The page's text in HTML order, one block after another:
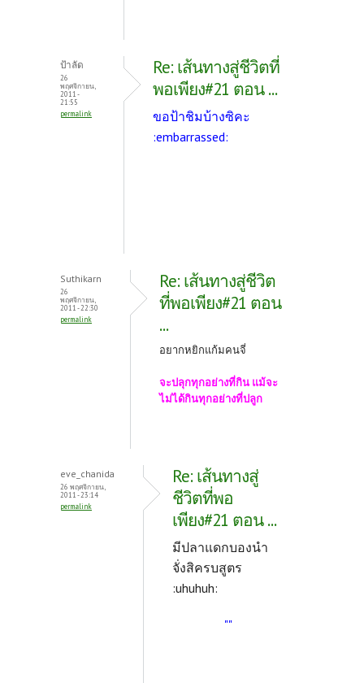
ป้าลัด
26
พฤศจิกายน,
2011 -
21:55
permalink
Re: เส้นทางสู่ชีวิตที่
พอเพียง#21 ตอน ...
ขอป้าชิมบ้างซิคะ
:embarrassed:
Suthikarn
26
พฤศจิกายน,
2011 - 22:30
permalink
Re: เส้นทางสู่ชีวิต
ที่พอเพียง#21 ตอน
...
อยากหยิกแก้มคนจี่
จะปลุกทุกอย่างที่กิน แม้จะ
ไม่ได้กินทุกอย่างที่ปลูก
eve_chanida
26 พฤศจิกายน,
2011 - 23:14
permalink
Re: เส้นทางสู่
ชีวิตที่พอ
เพียง#21 ตอน ...
มีปลาแดกบองนำ
จั่งสิครบสูตร
:uhuhuh:
""